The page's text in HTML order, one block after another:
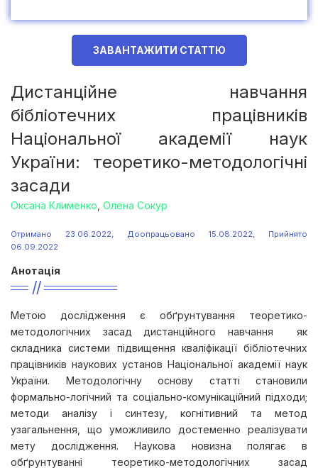
ЗАВАНТАЖИТИ СТАТТЮ
Дистанційне навчання
бібліотечних працівників
Національної академії наук
України: теоретико-методологічні
засади
Оксана Клименко Олена Сокур
Отримано 23.06.2022, Доопрацьовано 15.08.2022, Прийнято
06.09.2022
Анотація
Метою дослідження є обґрунтування теоретико-
методологічних засад дистанційного навчання як
складника системи підвищення кваліфікації бібліотечних
працівників наукових установ Національної академії наук
України. Методологічну основу статті становили
формально-логічний та соціально-комунікаційний підходи;
методи аналізу і синтезу, когнітивний та метод
узагальнення, що уможливило достеменно реалізувати
мету дослідження. Наукова новизна полягає в
обґрунтуванні теоретико-методологічних засад